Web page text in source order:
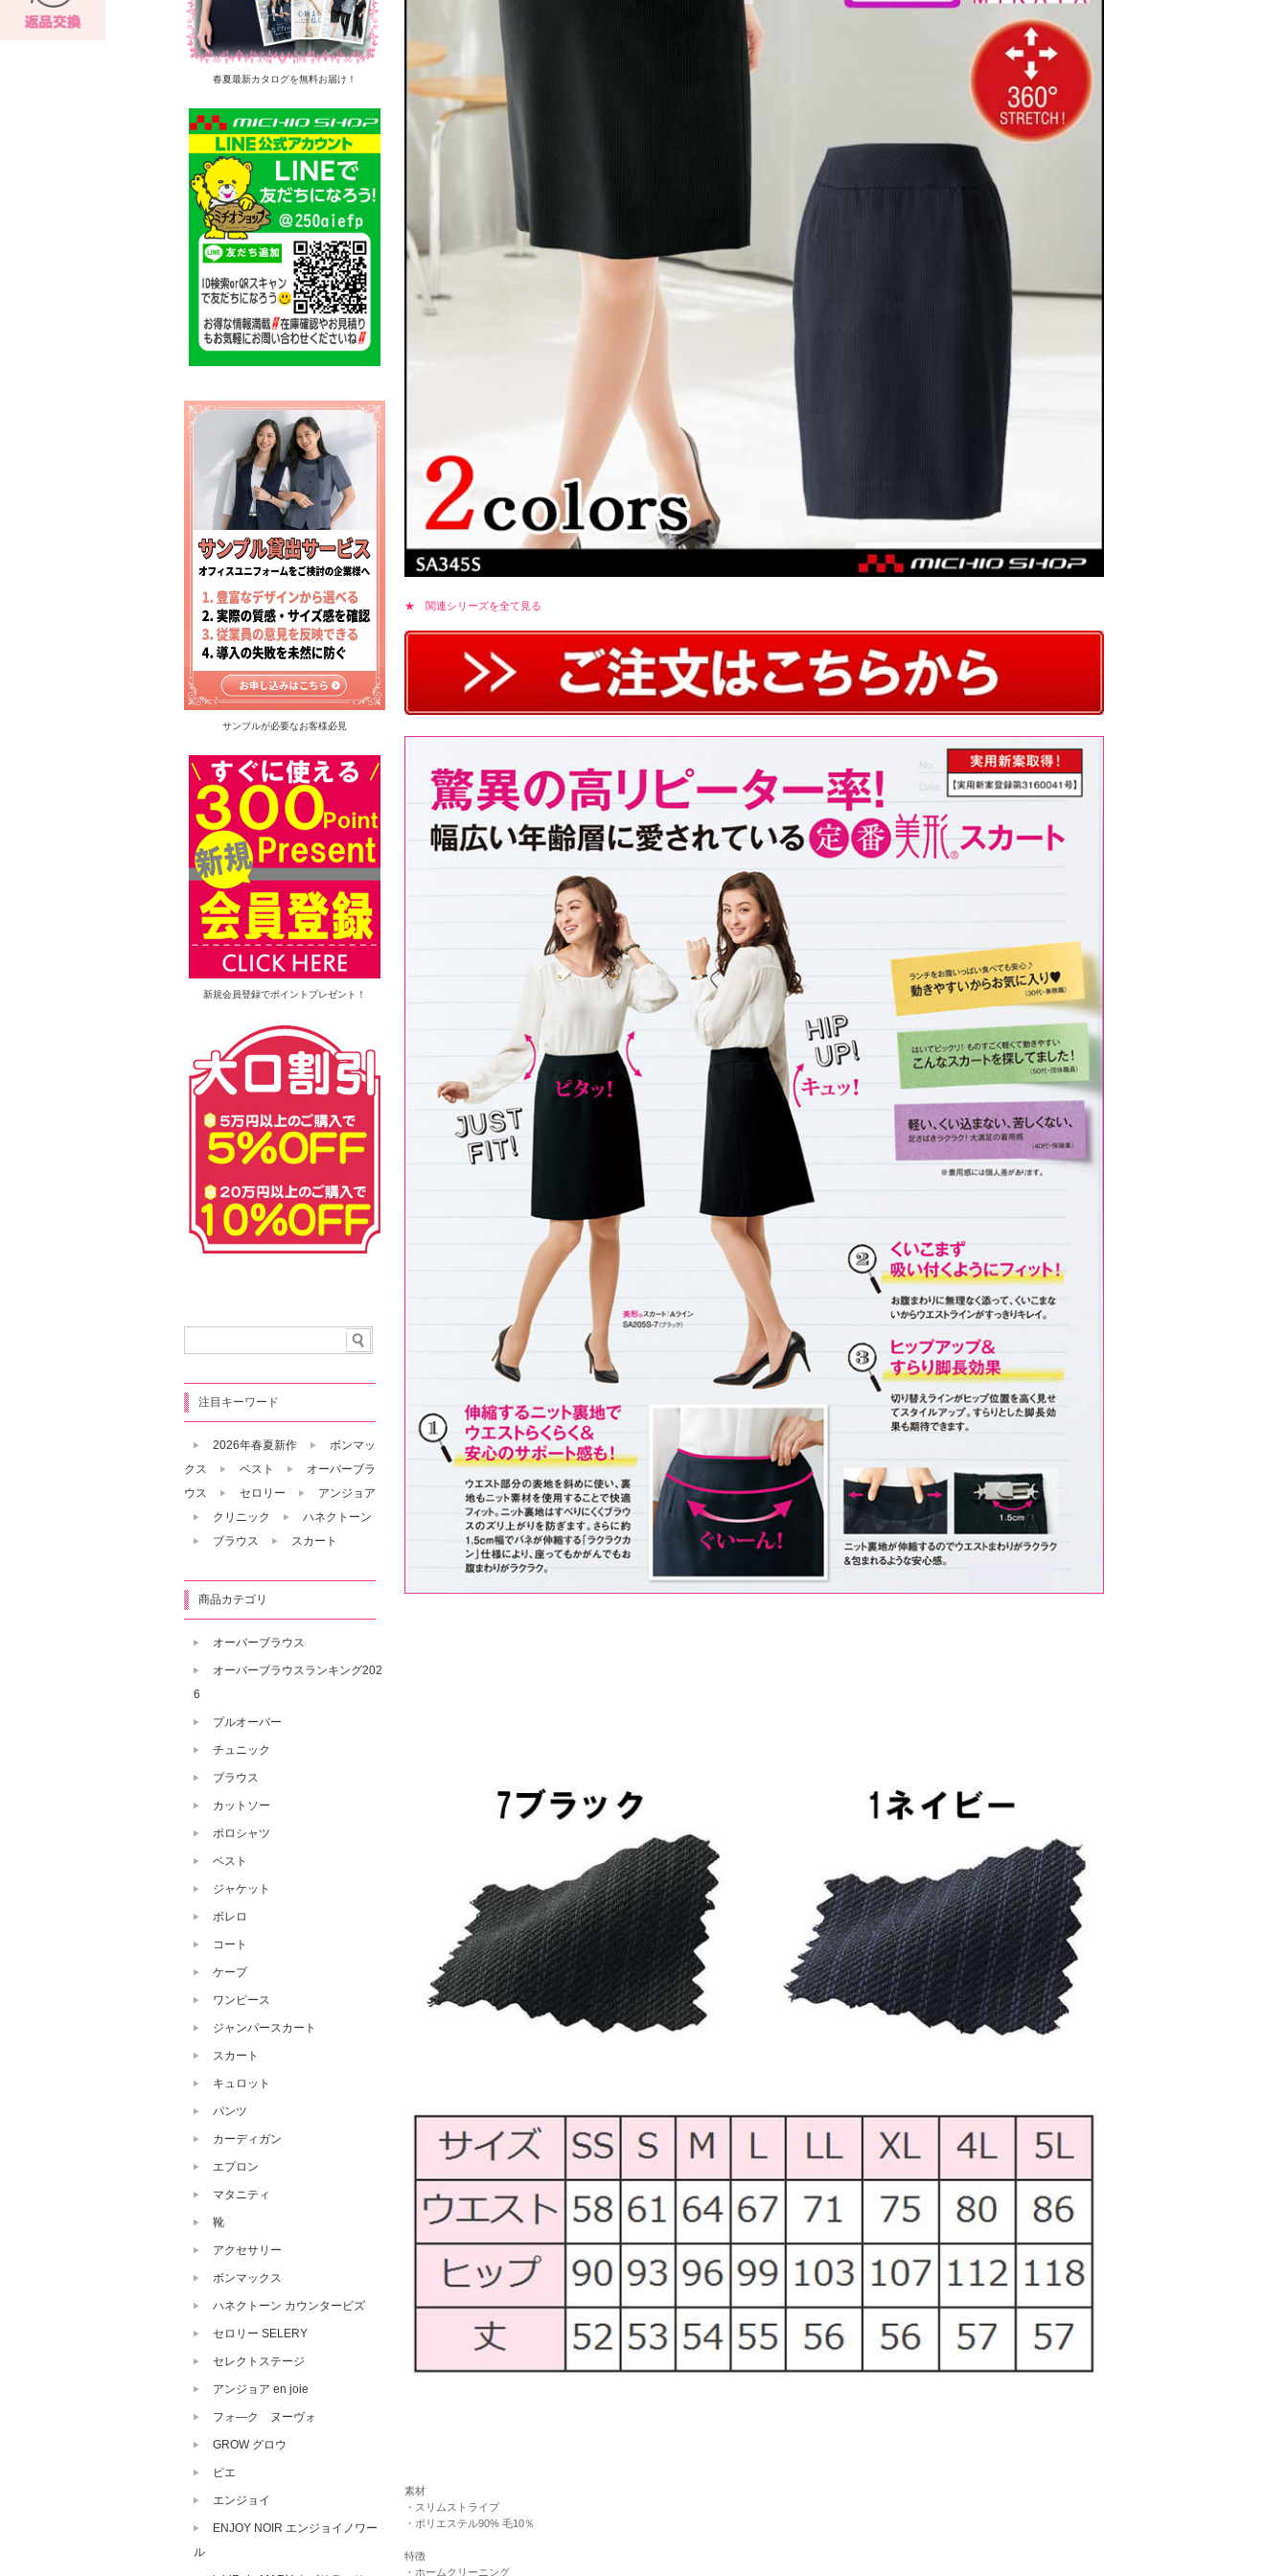
★ 関連シリーズを全て見る
素材
・スリムストライプ
・ポリエステル90% 毛10％
特徴
・ホームクリーニング
春夏最新カタログを無料お届け！
サンプルが必要なお客様必見
新規会員登録でポイントプレゼント！
注目キーワード
2026年春夏新作
ボンマッ
クス
ベスト
オーバーブラ
ウス
セロリー
アンジョア
クリニック
ハネクトーン
ブラウス
スカート
商品カテゴリ
オーバーブラウス
オーバーブラウスランキング202
6
プルオーバー
チュニック
ブラウス
カットソー
ポロシャツ
ベスト
ジャケット
ボレロ
コート
ケープ
ワンピース
ジャンパースカート
スカート
キュロット
パンツ
カーディガン
エプロン
マタニティ
靴
アクセサリー
ボンマックス
ハネクトーン カウンタービズ
セロリー SELERY
セレクトステージ
アンジョア en joie
フォ―ク ヌーヴォ
GROW グロウ
ピエ
エンジョイ
ENJOY NOIR エンジョイノワー
ル